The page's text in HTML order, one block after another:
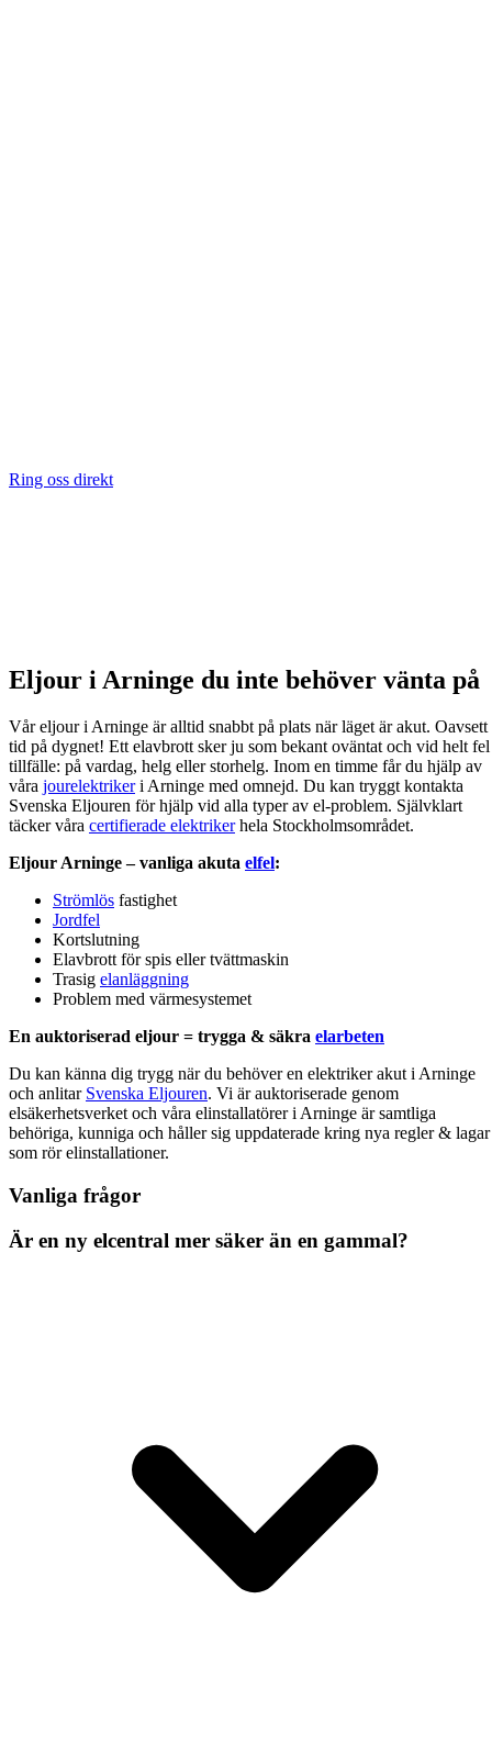
Ring oss direkt
Eljour i Arninge du inte behöver vänta på
Vår eljour i Arninge är alltid snabbt på plats när läget är akut. Oavsett
tid på dygnet! Ett elavbrott sker ju som bekant oväntat och vid helt fel
tillfälle: på vardag, helg eller storhelg. Inom en timme får du hjälp av
våra jourelektrikeri Arninge med omnejd. Du kan tryggt kontakta
Svenska Eljouren för hjälp vid alla typer av el-problem. Självklart
täcker våra certifierade elektrikerhela Stockholmsområdet.
Eljour Arninge – vanliga akuta elfel:
Strömlös fastighet
Jordfel
Kortslutning
Elavbrott för spis eller tvättmaskin
Trasig elanläggning
Problem med värmesystemet
En auktoriserad eljour = trygga & säkra elarbeten
Du kan känna dig trygg när du behöver en elektriker akut i Arninge
och anlitar Svenska Eljouren. Vi är auktoriserade genom
elsäkerhetsverket och våra elinstallatörer i Arninge är samtliga
behöriga, kunniga och håller sig uppdaterade kring nya regler & lagar
som rör elinstallationer.
Vanliga frågor
Är en ny elcentral mer säker än en gammal?